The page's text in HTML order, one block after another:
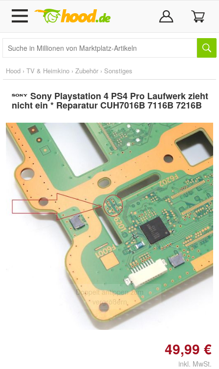
Hood › TV & Heimkino › Zubehör › Sonstiges
Sony Playstation 4 PS4 Pro Laufwerk zieht
nicht ein * Reparatur CUH7016B 7116B 7216B
Doppelt antippen zum
vergrößern
49,99 €
inkl. MwSt.